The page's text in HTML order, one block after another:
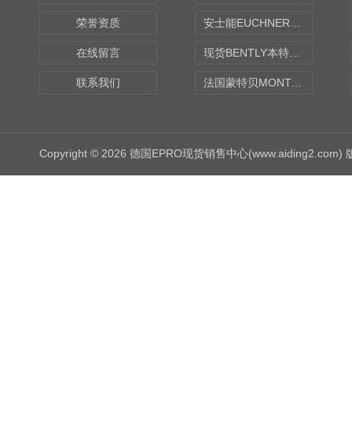
荣誉资质
在线留言
联系我们 法国蒙特贝MONTABERT打壳机凿岩机Z92
Copyright © 2026 德国EPRO现货销售中心(www.aiding2.com)